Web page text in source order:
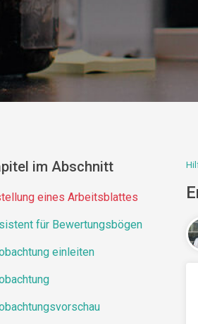
im Abschnitt
eines Arbeitsblattes
für Bewertungsbögen
einleiten